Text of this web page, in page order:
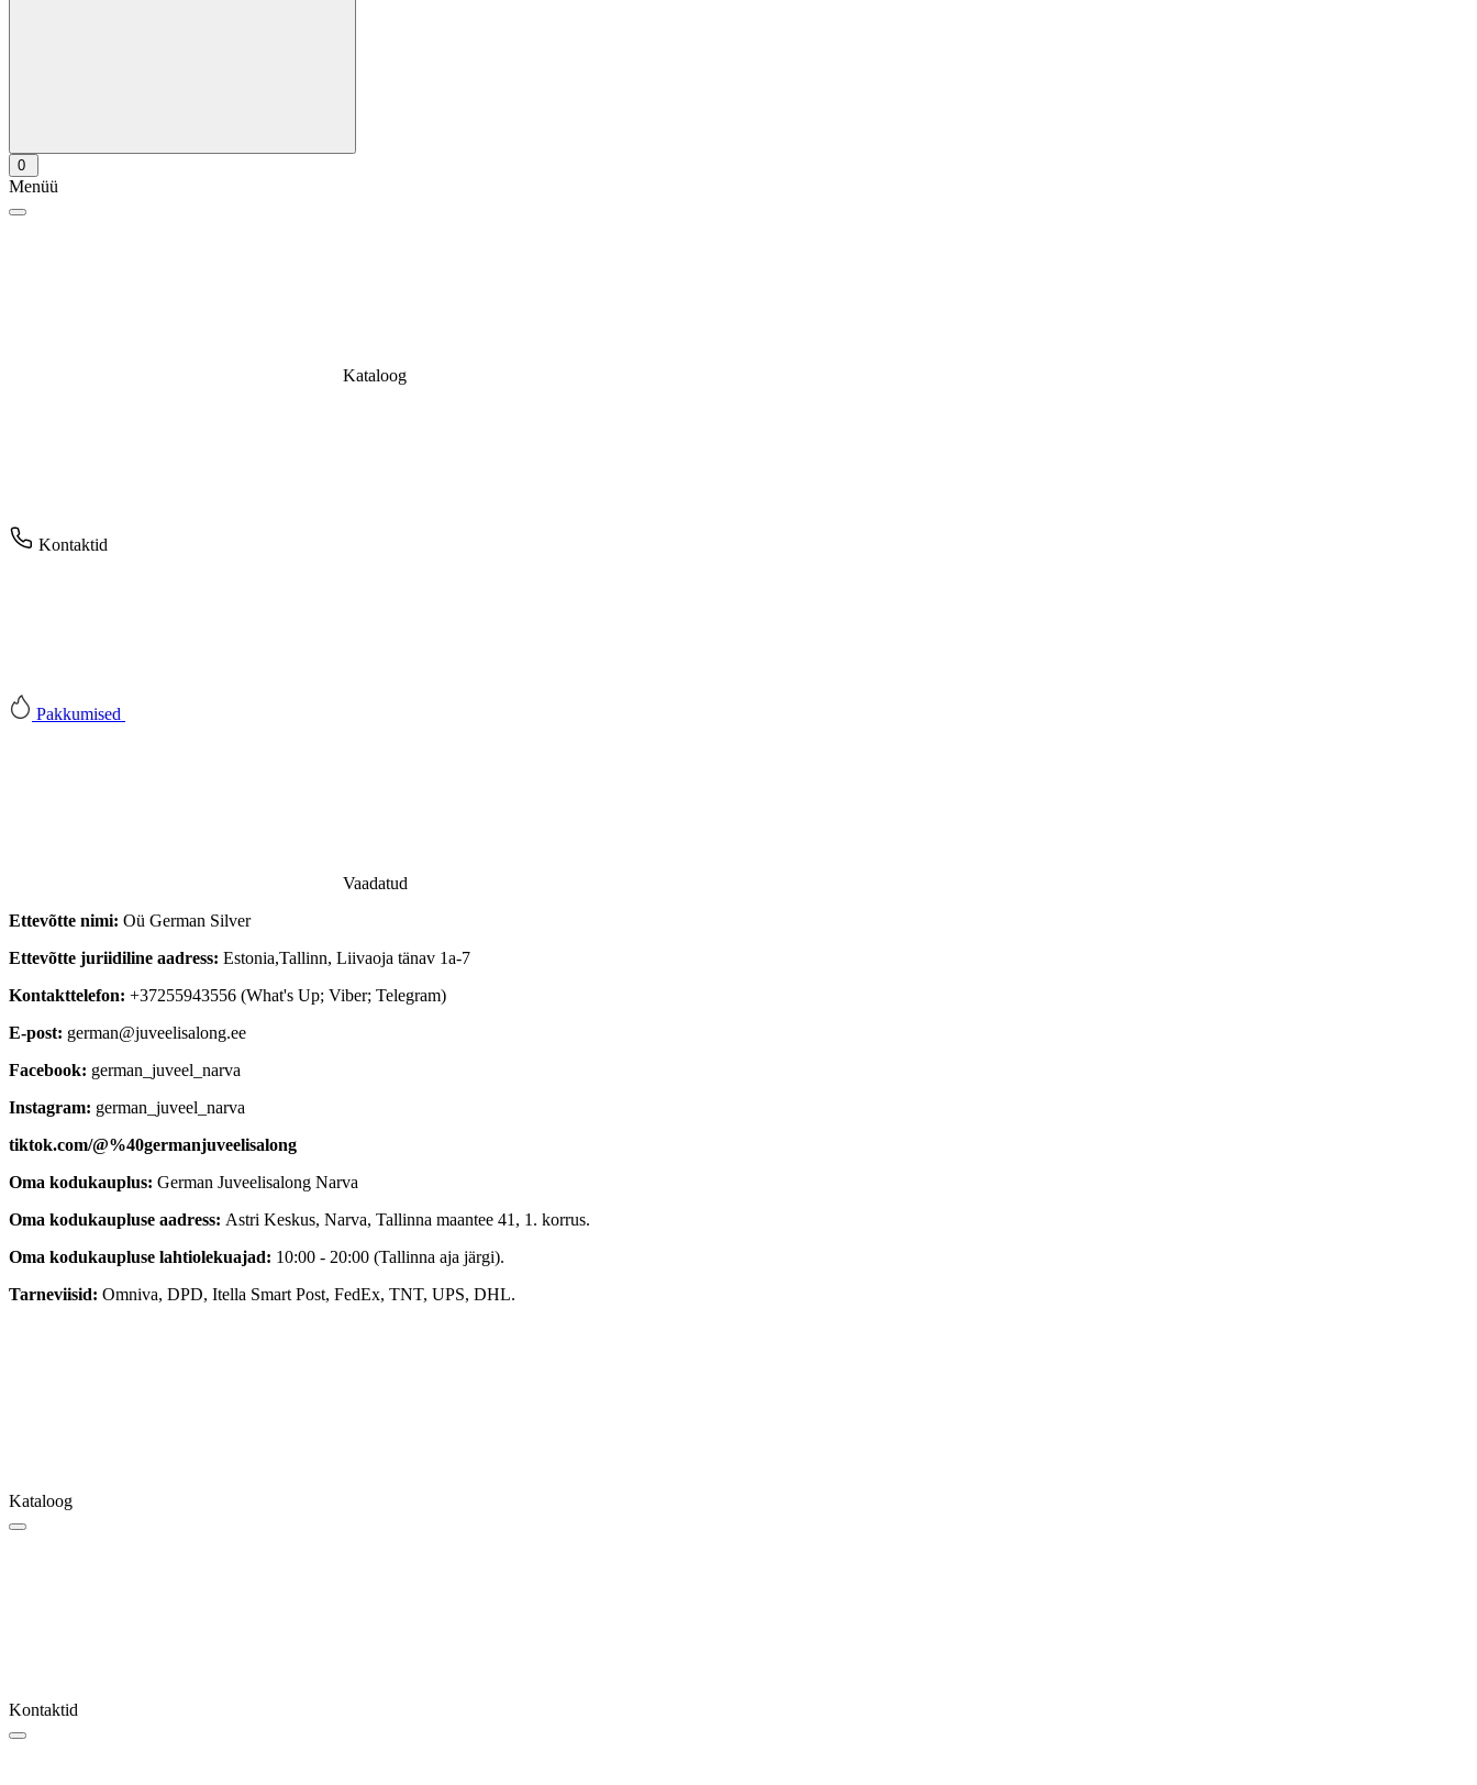
0
Menüü
Kataloog
Kontaktid
Pakkumised
Vaadatud
Ettevõtte nimi: Oü German Silver
Ettevõtte juriidiline aadress: Estonia,Tallinn, Liivaoja tänav 1a-7
Kontakttelefon: +37255943556 (What's Up; Viber; Telegram)
E-post: german@juveelisalong.ee
Facebook: german_juveel_narva
Instagram: german_juveel_narva
tiktok.com/@%40germanjuveelisalong
Oma kodukauplus: German Juveelisalong Narva
Oma kodukaupluse aadress: Astri Keskus, Narva, Tallinna maantee 41, 1. korrus.
Oma kodukaupluse lahtiolekuajad: 10:00 - 20:00 (Tallinna aja järgi).
Tarneviisid: Omniva, DPD, Itella Smart Post, FedEx, TNT, UPS, DHL.
Kataloog
Kontaktid